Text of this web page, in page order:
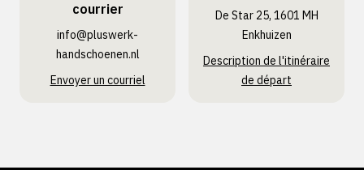
courrier
info@pluswerk­
handschoenen.nl
Envoyer un courriel
De Star 25, 1601 MH
Enkhuizen
Description de l'itinéraire
de départ